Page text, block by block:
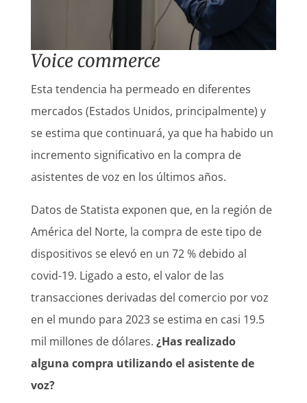
Voice commerce
Esta tendencia ha permeado en diferentes
mercados (Estados Unidos, principalmente) y
se estima que continuará, ya que ha habido un
incremento significativo en la compra de
asistentes de voz en los últimos años.
Datos de Statista exponen que, en la región de
América del Norte, la compra de este tipo de
dispositivos se elevó en un 72 % debido al
covid-19. Ligado a esto, el valor de las
transacciones derivadas del comercio por voz
en el mundo para 2023 se estima en casi 19.5
mil millones de dólares. ¿Has realizado
alguna compra utilizando el asistente de
voz?